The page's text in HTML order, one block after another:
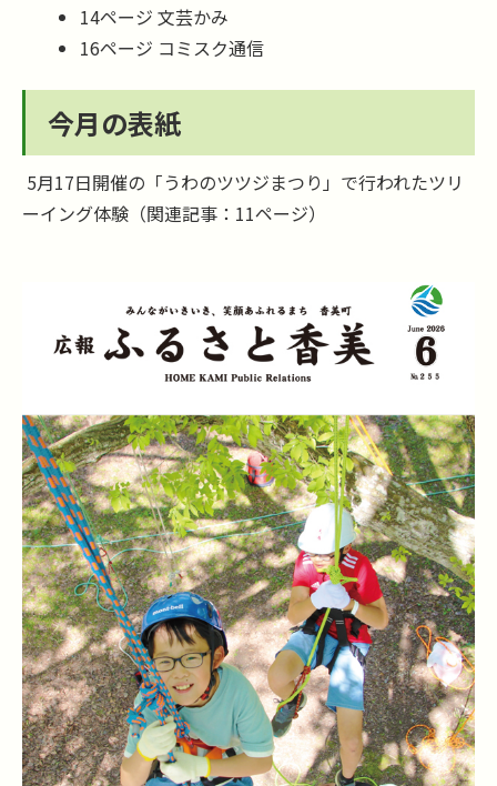
14ページ 文芸かみ
16ページ コミスク通信
今月の表紙
5月17日開催の「うわのツツジまつり」で行われたツリ
ーイング体験（関連記事：11ページ）